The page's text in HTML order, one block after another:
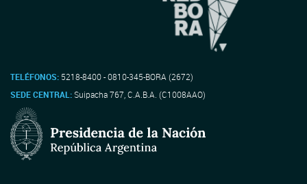
TELÉFONOS: 5218-8400 - 0810-345-BORA (2672)
SEDE CENTRAL:Suipacha 767, C.A.B.A. (C1008AAO)